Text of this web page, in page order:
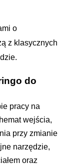
o
z klasycznych
do
pracy na
wejścia,
przy zmianie
narzędzie,
oraz